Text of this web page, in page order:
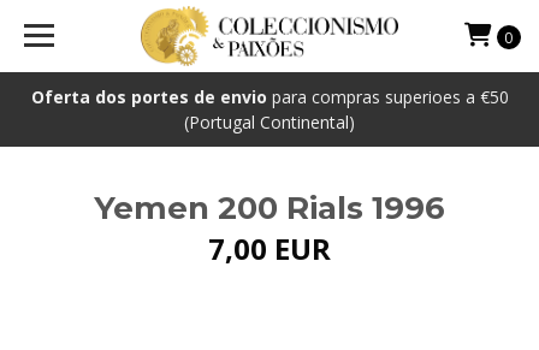
Oferta dos portes de envio para compras superioes a €50
(Portugal Continental)
0
Yemen 200 Rials 1996
7,00 EUR